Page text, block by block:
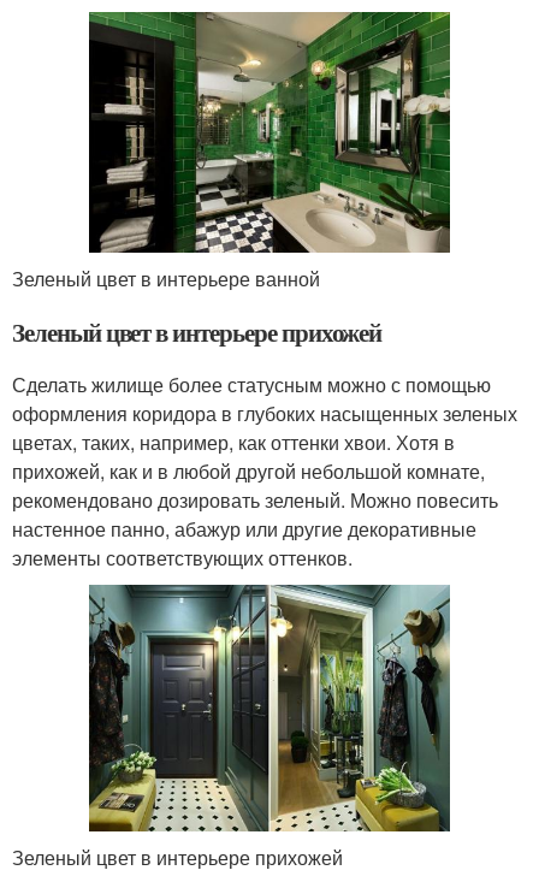
Зеленый цвет в интерьере ванной
Зеленый цвет в интерьере прихожей
Сделать жилище более статусным можно с помощью
оформления коридора в глубоких насыщенных зеленых
цветах, таких, например, как оттенки хвои. Хотя в
прихожей, как и в любой другой небольшой комнате,
рекомендовано дозировать зеленый. Можно повесить
настенное панно, абажур или другие декоративные
элементы соответствующих оттенков.
Зеленый цвет в интерьере прихожей